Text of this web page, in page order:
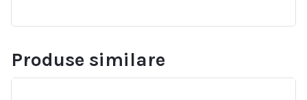
Produse similare